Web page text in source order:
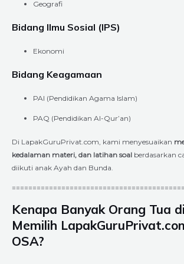
Geografi
Bidang Ilmu Sosial (IPS)
Ekonomi
Bidang Keagamaan
PAI (Pendidikan Agama Islam)
PAQ (Pendidikan Al-Qur’an)
Di LapakGuruPrivat.com, kami menyesuaikan
kedalaman materi, dan latihan soal berdasarkan
diikuti anak Ayah dan Bunda.
Kenapa Banyak Orang Tua
Memilih
OSA?